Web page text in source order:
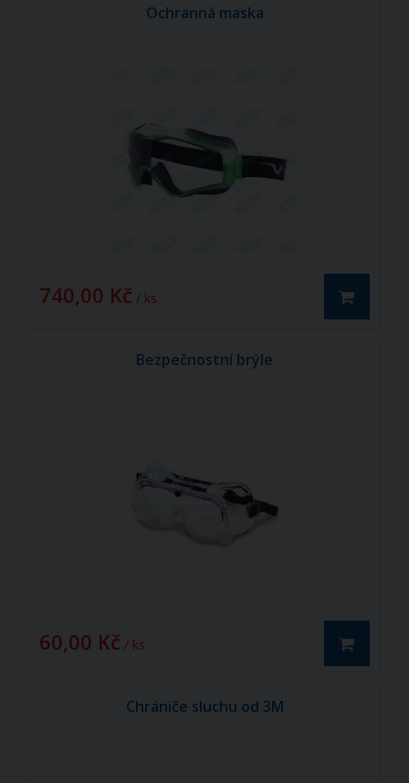
Ochranná maska
740,00 Kč / ks
Bezpečnostní brýle
60,00 Kč / ks
Chrániče sluchu od 3M